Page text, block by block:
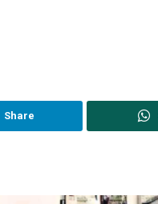
Share